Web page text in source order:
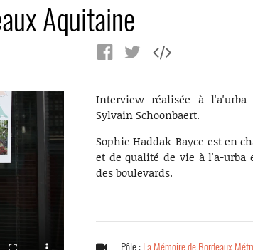
Aquitaine
Interview réalisée à
Sylvain Schoonbaert.
Sophie Haddak-Bayce est en
et de qualité de vie à l'a-
des boulevards.
Pôle : La Mémoire de Bordeaux